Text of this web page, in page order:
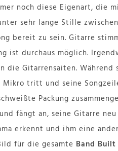
noch diese Eigenart, die
sehr lange Stille
bereit zu sein. Gitarre
ist durchaus möglich.
die Gitarrensaiten.
Mikro tritt und seine
Packung
fängt an, seine Gitarre
erkennt und ihm eine
für die gesamte Band